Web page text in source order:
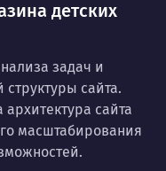
детских
задач и
сайта.
сайта
масштабирования